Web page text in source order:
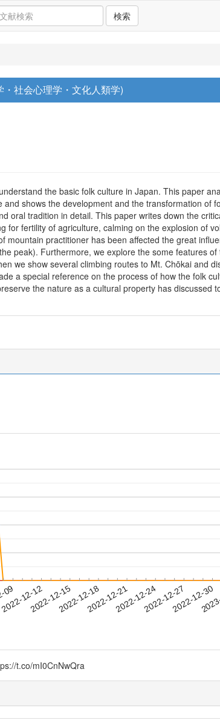
検索
社会心理学・文化人類学)
the basic folk culture in Japan. This paper
shows the development and the transformation of
oral tradition in detail. This paper writes down the
fertility of agriculture, calming on the explosion of
practitioner has been affected the great
peak). Furthermore, we explore the some features
we show several climbing routes to Mt. Chōkai and
a special reference on the process of how the folk
the nature as a cultural property has discussed
2022-12-122022-12-152022-12-182022-12-212022-12-242022-12-272022-12-30
t.co/mI0CnNwQra